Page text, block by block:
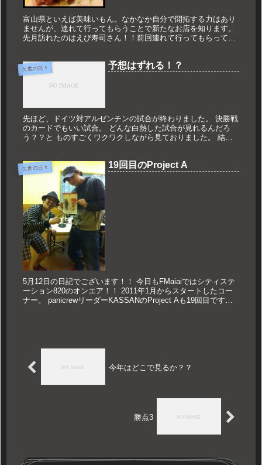
富山県といえば美味いもん。なかなか自分で開拓する力はあり
ませんが、連れて行ってもらうことで新たなお店を知ります。
先月訪れたのはえび寿司さん！！前回連れて行ってもらって感
久世の日々 予想はずれる！？
先ほど、ドイツ対アルゼンチンの試合が終わりました。 決勝戦
のカードでもいい試合。 どんな白熱した試合が見れるんだろ
う？？と ものすごくワクワクしながら見ておりました。 結果
久世の日々 19回目のProject A
5月12日の日記でございます！！ 今日もFMaiaiではシティステ
ーション820のオンエア！！ 2011年1月からスタートしたコー
ナー。 panicrewリーダーKASSANのProject Aも19回目です。
今年はどこで見るか？？
勝点3